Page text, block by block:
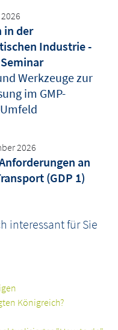
in der
Industrie -
Werkzeuge zur
im GMP-
2026
an
(GDP 1)
interessant für Sie
Königreich?